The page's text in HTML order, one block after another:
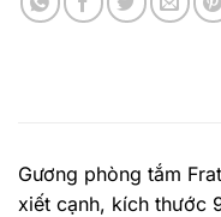
Gương phòng tắm
xiết cạnh, kích thước